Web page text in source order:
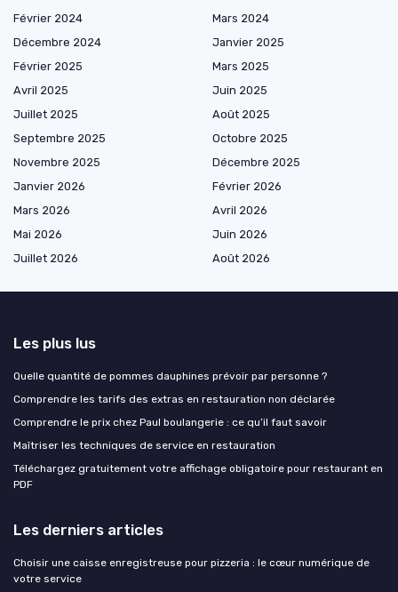
Février 2024
Mars 2024
Décembre 2024
Janvier 2025
Février 2025
Mars 2025
Avril 2025
Juin 2025
Juillet 2025
Août 2025
Septembre 2025
Octobre 2025
Novembre 2025
Décembre 2025
Janvier 2026
Février 2026
Mars 2026
Avril 2026
Mai 2026
Juin 2026
Juillet 2026
Août 2026
Les plus lus
Quelle quantité de pommes dauphines prévoir par personne ?
Comprendre les tarifs des extras en restauration non déclarée
Comprendre le prix chez Paul boulangerie : ce qu’il faut savoir
Maîtriser les techniques de service en restauration
Téléchargez gratuitement votre affichage obligatoire pour restaurant en
PDF
Les derniers articles
Choisir une caisse enregistreuse pour pizzeria : le cœur numérique de
votre service